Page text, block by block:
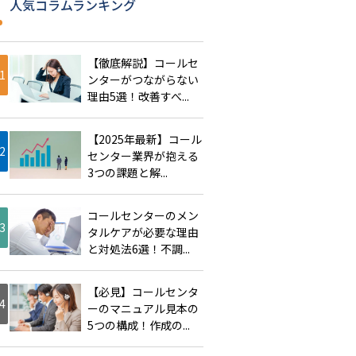
人気コラムランキング
【徹底解説】コールセ
ンターがつながらない
理由5選！改善すべ...
【2025年最新】コール
センター業界が抱える
3つの課題と解...
コールセンターのメン
タルケアが必要な理由
と対処法6選！不調...
【必見】コールセンタ
ーのマニュアル見本の
5つの構成！作成の...